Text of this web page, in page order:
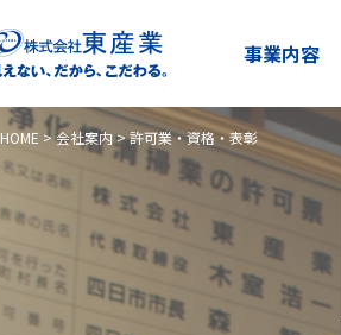
事業内容
HOME >会社案内>許可業・資格・表彰